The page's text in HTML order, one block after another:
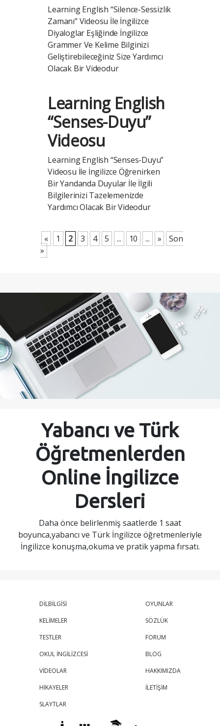
Learning English “Silence-Sessizlik
Zamanı” Videosu İle İngilizce
Diyaloglar Eşliğinde İngilizce
Grammer Ve Kelime Bilginizi
Geliştirebileceğiniz Size Yardımcı
Olacak Bir Videodur
Learning English
“Senses-Duyu”
Videosu
Learning English “Senses-Duyu”
Videosu İle İngilizce Öğrenirken
Bir Yandanda Duyular İle İlgili
Bilgilerinizi Tazelemenizde
Yardımcı Olacak Bir Videodur
« 1 2 3 4 5 ... 10 ... »
Son
»
Yabancı ve Türk
Öğretmenlerden
Online İngilizce
Dersleri
Daha önce belirlenmiş saatlerde 1 saat
boyunca,yabancı ve Türk İngilizce öğretmenleriyle
İngilizce konuşma,okuma ve pratik yapma fırsatı.
DİLBİLGİSİ
KELİMELER
TESTLER
OKUL İNGİLİZCESİ
VİDEOLAR
HİKAYELER
SLAYTLAR
OYUNLAR
SÖZLÜK
FORUM
BLOG
HAKKIMIZDA
İLETİŞİM